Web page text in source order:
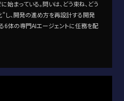
始まっている。問いは、どう束ね、どう
"し、開発の進め方を再設計する開発
6体の専門AIエージェントに任務を配